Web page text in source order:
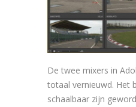
De twee mixers in
totaal vernieuwd. Het
schaalbaar zijn